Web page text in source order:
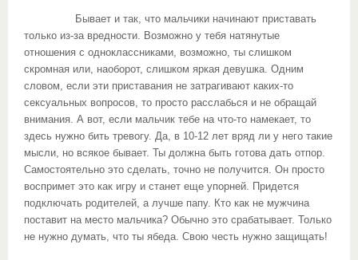
Бывает и так, что мальчики начинают приставать
только из-за вредности. Возможно у тебя натянутые
отношения с одноклассниками, возможно, ты слишком
скромная или, наоборот, слишком яркая девушка. Одним
словом, если эти приставания не затрагивают каких-то
сексуальных вопросов, то просто расслабься и не обращай
внимания. А вот, если мальчик тебе на что-то намекает, то
здесь нужно бить тревогу. Да, в 10-12 лет вряд ли у него такие
мысли, но всякое бывает. Ты должна быть готова дать отпор.
Самостоятельно это сделать, точно не получится. Он просто
воспримет это как игру и станет еще упорней. Придется
подключать родителей, а лучше папу. Кто как не мужчина
поставит на место мальчика? Обычно это срабатывает. Только
не нужно думать, что ты ябеда. Свою честь нужно защищать!